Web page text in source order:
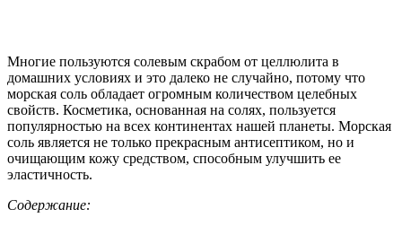
Многие пользуются солевым скрабом от целлюлита в
домашних условиях и это далеко не случайно, потому что
морская соль обладает огромным количеством целебных
свойств. Косметика, основанная на солях, пользуется
популярностью на всех континентах нашей планеты. Морская
соль является не только прекрасным антисептиком, но и
очищающим кожу средством, способным улучшить ее
эластичность.
Содержание: